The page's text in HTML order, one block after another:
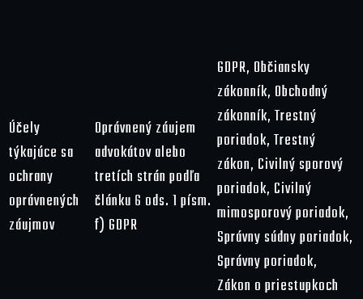
Účely
týkajúce sa
ochrany
oprávnených
záujmov
Oprávnený záujem
advokátov alebo
tretích strán podľa
článku 6 ods. 1 písm.
f) GDPR
GDPR, Občiansky
zákonník, Obchodný
zákonník, Trestný
poriadok, Trestný
zákon, Civilný sporový
poriadok, Civilný
mimosporový poriadok,
Správny súdny poriadok,
Správny poriadok,
Zákon o priestupkoch